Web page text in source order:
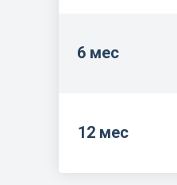
12 мес
6 мес